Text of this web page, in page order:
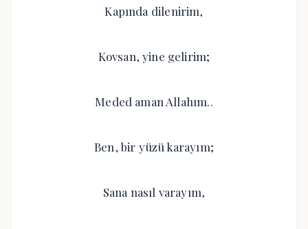
Kapında dilenirim,
Kovsan, yine gelirim;
Meded aman Allahım..
Ben, bir yüzü karayım;
Sana nasıl varayım,